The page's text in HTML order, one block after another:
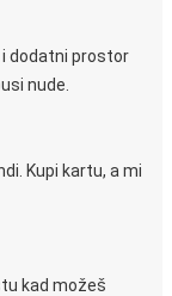
dodatni prostor
nude.
Kupi kartu, a mi
kad možeš